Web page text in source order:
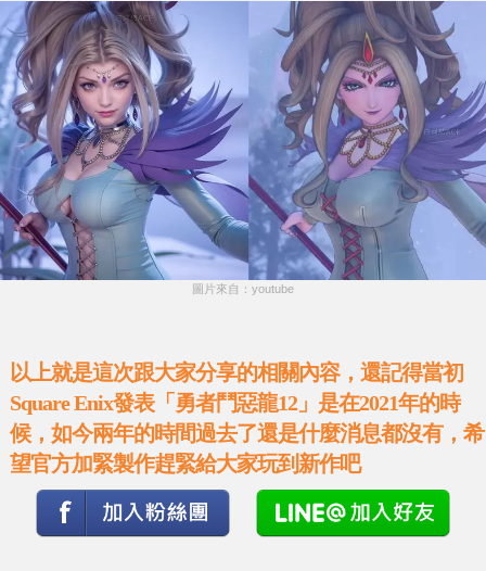
圖片來自：youtube
以上就是這次跟大家分享的相關內容，還記得當初
Square Enix發表「勇者鬥惡龍12」是在2021年的時
候，如今兩年的時間過去了還是什麼消息都沒有，希
望官方加緊製作趕緊給大家玩到新作吧